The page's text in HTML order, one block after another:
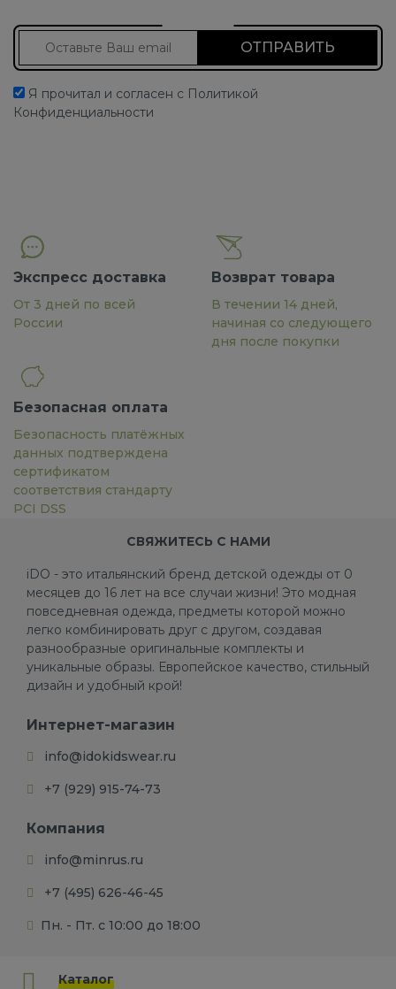
Я прочитал и согласен с Политикой
Конфиденциальности
Экспресс доставка
От 3 дней по всей
России
Возврат товара
В течении 14 дней,
начиная со следующего
дня после покупки
Безопасная оплата
Безопасность платёжных
данных подтверждена
сертификатом
соответствия стандарту
PCI DSS
СВЯЖИТЕСЬ С НАМИ
iDO - это итальянский бренд детской одежды от 0
месяцев до 16 лет на все случаи жизни! Это модная
повседневная одежда, предметы которой можно
легко комбинировать друг с другом, создавая
разнообразные оригинальные комплекты и
уникальные образы. Европейское качество, стильный
дизайн и удобный крой!
Интернет-магазин
info@idokidswear.ru
+7 (929) 915-74-73
Компания
info@minrus.ru
+7 (495) 626-46-45
Пн. - Пт. с 10:00 до 18:00
Каталог